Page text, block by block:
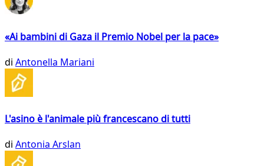
«Ai bambini di Gaza il Premio Nobel per la pace»
di Antonella Mariani
L'asino è l'animale più francescano di tutti
di Antonia Arslan